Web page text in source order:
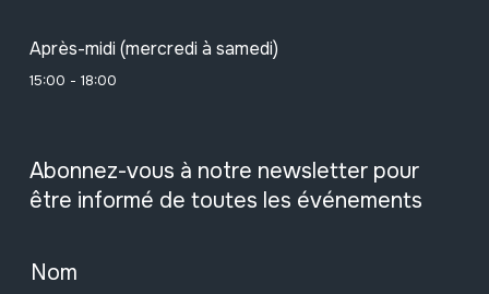
Après-midi (mercredi à samedi)
15:00 - 18:00
Abonnez-vous à notre newsletter pour
être informé de toutes les événements
Nom